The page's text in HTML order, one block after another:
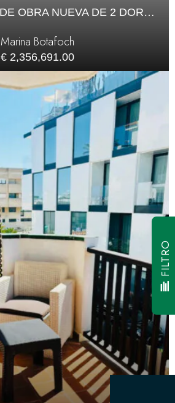
APARTAMENTO DE OBRA NUEVA DE 2 DORMITORIOS EN VENTA
Marina Botafoch
€ 2,356,691.00
FILTRO